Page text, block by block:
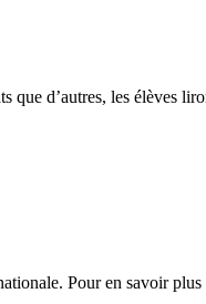
d’autres, les élèves
Pour en savoir